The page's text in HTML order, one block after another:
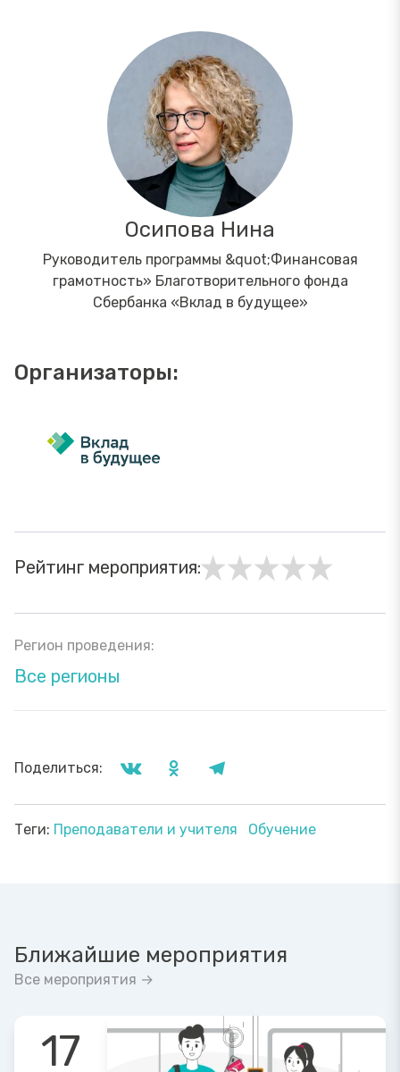
Осипова Нина
Руководитель программы &quot;Финансовая
грамотность» Благотворительного фонда
Сбербанка «Вклад в будущее»
Организаторы:
Рейтинг мероприятия:
Регион проведения:
Все регионы
Поделиться:
Теги: Преподаватели и учителя Обучение
Ближайшие мероприятия
Все мероприятия →
17